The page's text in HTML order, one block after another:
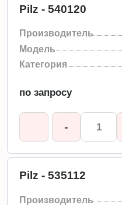
Pilz - 540120
Производитель
Модель
Категория
по запросу
-
Pilz - 535112
Производитель